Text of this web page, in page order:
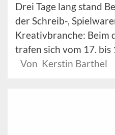
Drei Tage lang stand
der Schreib-,
Kreativbranche: Beim
trafen sich vom 17. bis
Von Kerstin Barthel